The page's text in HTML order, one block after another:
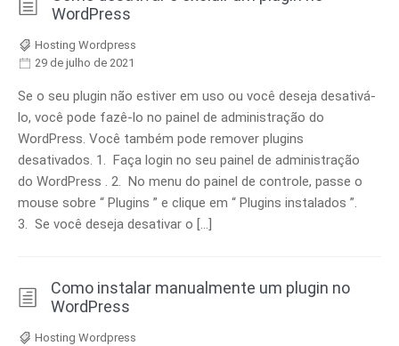
WordPress
Hosting Wordpress
29 de julho de 2021
Se o seu plugin não estiver em uso ou você deseja desativá-
lo, você pode fazê-lo no painel de administração do
WordPress. Você também pode remover plugins
desativados. 1. Faça login no seu painel de administração
do WordPress . 2. No menu do painel de controle, passe o
mouse sobre “ Plugins ” e clique em “ Plugins instalados ”.
3. Se você deseja desativar o […]
Como instalar manualmente um plugin no
WordPress
Hosting Wordpress